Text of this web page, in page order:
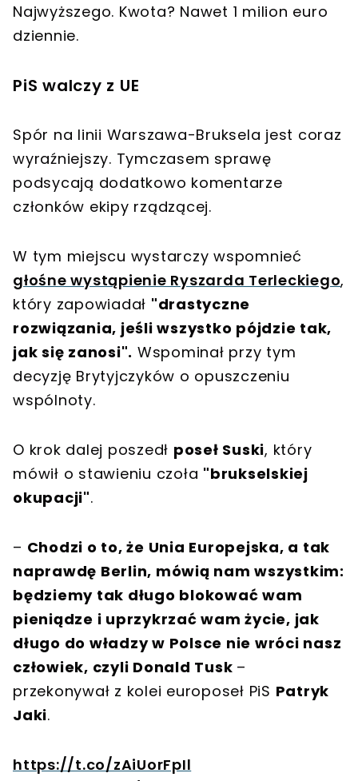
Najwyższego. Kwota? Nawet 1 milion euro
dziennie.
PiS walczy z UE
Spór na linii Warszawa-Bruksela jest coraz
wyraźniejszy. Tymczasem sprawę
podsycają dodatkowo komentarze
członków ekipy rządzącej.
W tym miejscu wystarczy wspomnieć
głośne wystąpienie Ryszarda Terleckiego,
który zapowiadał "drastyczne
rozwiązania, jeśli wszystko pójdzie tak,
jak się zanosi". Wspominał przy tym
decyzję Brytyjczyków o opuszczeniu
wspólnoty.
O krok dalej poszedł poseł Suski, który
mówił o stawieniu czoła "brukselskiej
okupacji".
– Chodzi o to, że Unia Europejska, a tak
naprawdę Berlin, mówią nam wszystkim:
będziemy tak długo blokować wam
pieniądze i uprzykrzać wam życie, jak
długo do władzy w Polsce nie wróci nasz
człowiek, czyli Donald Tusk –
przekonywał z kolei europoseł PiS Patryk
Jaki.
https://t.co/zAiUorFpIl